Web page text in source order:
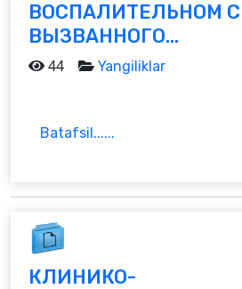
ВОСПАЛИТЕЛЬНОМ
ВЫЗВАННОГО...
44 Yangiliklar
Batafsil......
КЛИНИКО-